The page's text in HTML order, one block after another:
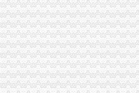
开县工商局一般纳税人怎么交税五措并举帮助
市一般纳税人认定标准局机关召开保密示教育学
铜梁县工商局一般纳税人公司注册索建立新型
市一般纳税人怎么交税工商局机关青年志愿者服
重庆市一般纳税人公司注册工商局被列为国家
全市怎么注册一般纳税人工商系统第四期青干班
武隆县工商局一般纳税人怎么交税开展户外广
丰都县消委会成功处理一起摩托车质量投诉案
綦江县工商局一般纳税人怎么交税组织行政处